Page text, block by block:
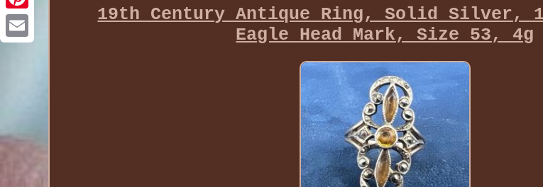
19th Century Antique Ring, Solid Silver,
Eagle Head Mark, Size 53, 4g